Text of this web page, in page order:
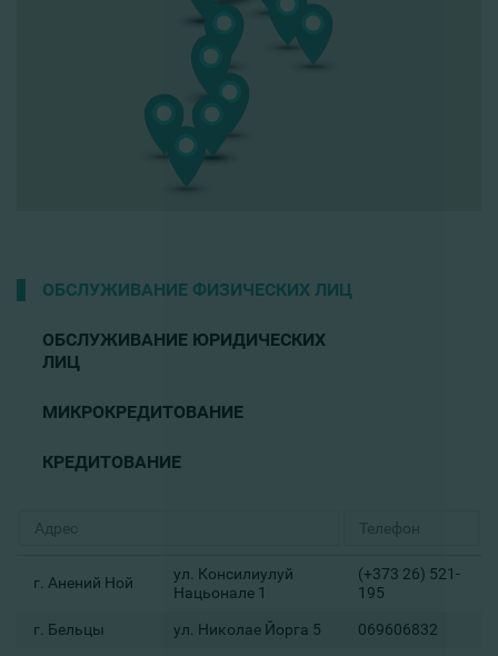
ОБСЛУЖИВАНИЕ ФИЗИЧЕСКИХ ЛИЦ
ОБСЛУЖИВАНИЕ ЮРИДИЧЕСКИХ
ЛИЦ
МИКРОКРЕДИТОВАНИЕ
КРЕДИТОВАНИЕ
г. Анений Ной
ул. Консилиулуй
Нацьонале 1
(+373 26) 521-
195
г. Бельцы ул. Николае Йорга 5 069606832